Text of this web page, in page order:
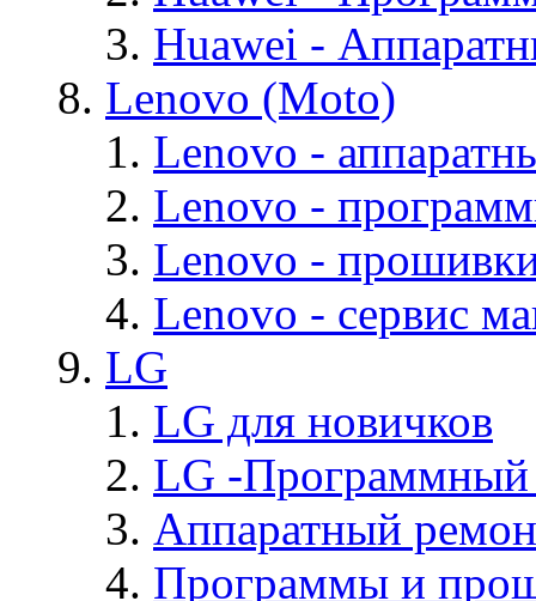
Huawei -
Lenovo (Moto)
Lenovo -
Lenovo -
Lenovo -
Lenovo - cервис
LG
LG для новичков
LG -Программный
Аппаратный
Программы и